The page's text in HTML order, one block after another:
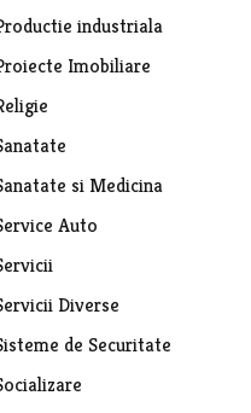
industriala
Imobiliare
si Medicina
Auto
Diverse
de Securitate